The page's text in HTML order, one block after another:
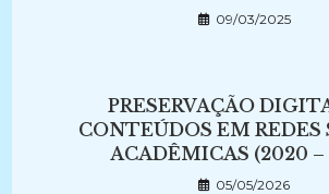
09/03/2025
PRESERVAÇÃO
CONTEÚDOS EM REDES
ACADÊMICAS (2020 –
05/05/2026